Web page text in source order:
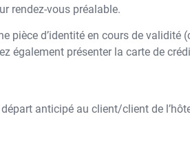
rendez-vous préalable.
pièce d’identité en cours de
également présenter la carte de
anticipé au client/client de